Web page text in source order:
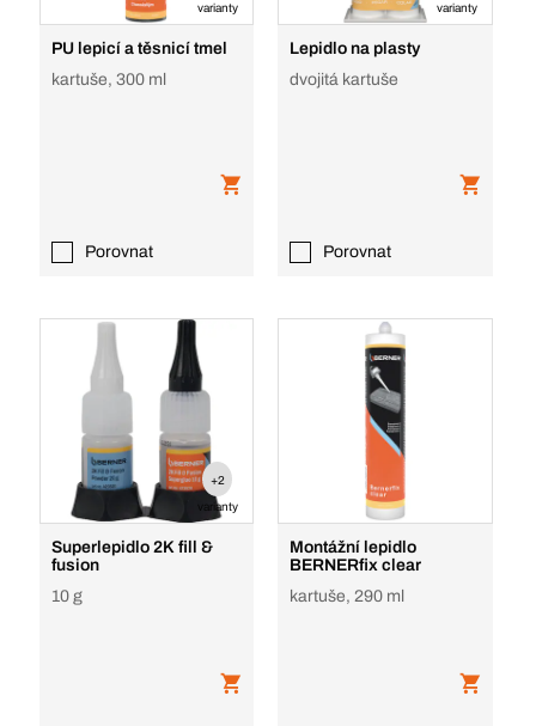
varianty
PU lepicí a těsnicí tmel
kartuše, 300 ml
Porovnat
varianty
Lepidlo na plasty
dvojitá kartuše
Porovnat
+2
varianty
Superlepidlo 2K fill &
fusion
10 g
Montážní lepidlo
BERNERfix clear
kartuše, 290 ml